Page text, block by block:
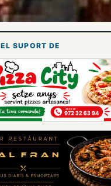
SUPORT DE